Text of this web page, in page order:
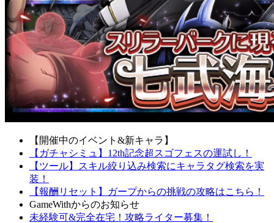
【開催中のイベント&新キャラ】
【ガチャシミュ】12th記念超スゴフェスの運試し！
【ツール】スキル絞り込み検索にキャラタグ検索を実
装！
【報酬リセット】ガープからの挑戦の攻略はこちら！
GameWithからのお知らせ
未経験可&完全在宅！攻略ライター募集！